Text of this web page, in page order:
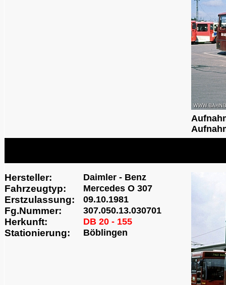
Hersteller: Daimler - Benz
Fahrzeugtyp: Mercedes O 307
Erstzulassung: 09.10.1981
Fg.Nummer: 307.050.13.030701
Herkunft: DB 20 - 155
Stationierung: Böblingen